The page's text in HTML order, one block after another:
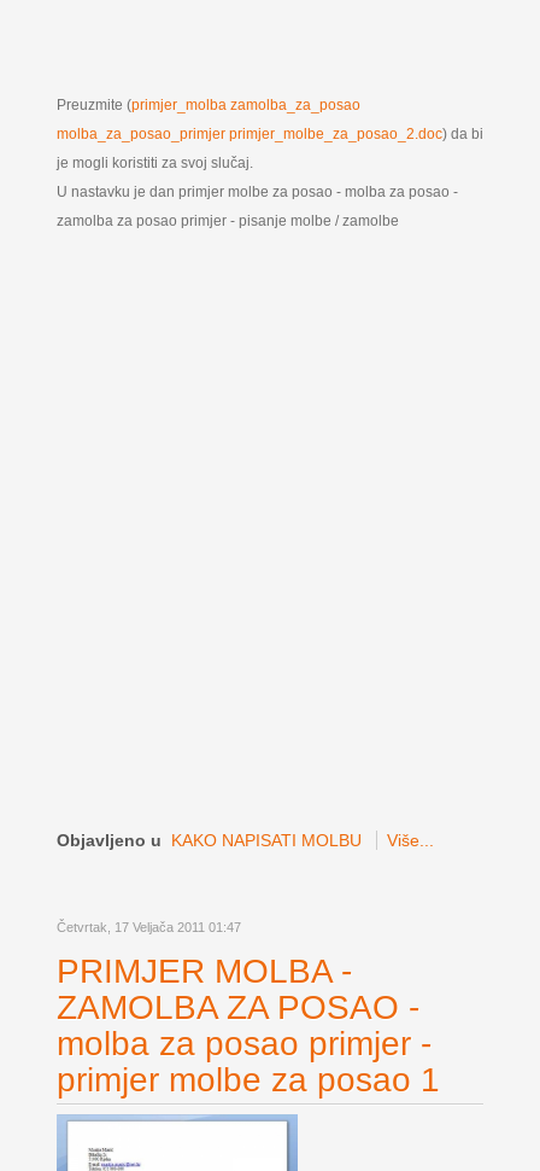
Preuzmite (primjer_molba zamolba_za_posao
molba_za_posao_primjer primjer_molbe_za_posao_2.doc) da bi
je mogli koristiti za svoj slučaj.
U nastavku je dan primjer molbe za posao - molba za posao -
zamolba za posao primjer - pisanje molbe / zamolbe
Objavljeno u KAKO NAPISATI MOLBU Više...
Četvrtak, 17 Veljača 2011 01:47
PRIMJER MOLBA -
ZAMOLBA ZA POSAO -
molba za posao primjer -
primjer molbe za posao 1